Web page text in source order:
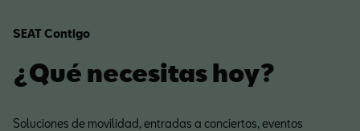
SEAT Contigo
¿Qué necesitas hoy?
Soluciones de movilidad, entradas a conciertos, eventos